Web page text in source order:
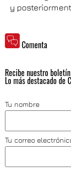
y
Comenta
Recibe nuestro boletín
Lo más destacado de
Tu nombre
Tu correo